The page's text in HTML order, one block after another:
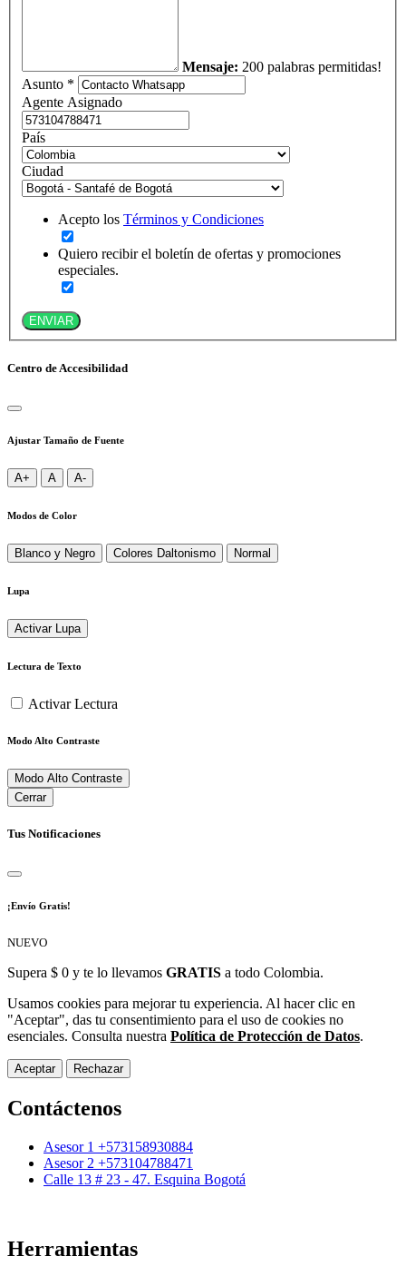
Mensaje: 200 palabras permitidas!
Asunto *
Agente Asignado
País
Ciudad
Acepto los Términos y Condiciones
Quiero recibir el boletín de ofertas y promociones
especiales.
ENVIAR
Centro de Accesibilidad
Ajustar Tamaño de Fuente
A+ A A-
Modos de Color
Blanco y Negro Colores Daltonismo Normal
Lupa
Activar Lupa
Lectura de Texto
Activar Lectura
Modo Alto Contraste
Modo Alto Contraste
Cerrar
Tus Notificaciones
¡Envío Gratis!
NUEVO
Supera $ 0 y te lo llevamos GRATIS a todo Colombia.
Usamos cookies para mejorar tu experiencia. Al hacer clic en
"Aceptar", das tu consentimiento para el uso de cookies no
esenciales. Consulta nuestra Política de Protección de Datos.
Aceptar Rechazar
Contáctenos
Asesor 1 +573158930884
Asesor 2 +573104788471
Calle 13 # 23 - 47. Esquina Bogotá
Herramientas